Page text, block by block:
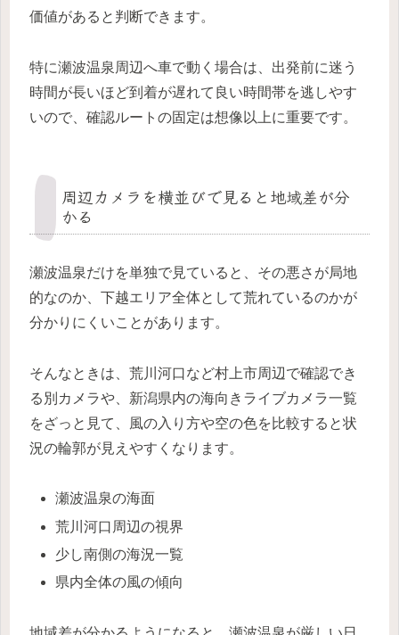
価値があると判断できます。
特に瀬波温泉周辺へ車で動く場合は、出発前に迷う
時間が長いほど到着が遅れて良い時間帯を逃しやす
いので、確認ルートの固定は想像以上に重要です。
周辺カメラを横並びで見ると地域差が分
かる
瀬波温泉だけを単独で見ていると、その悪さが局地
的なのか、下越エリア全体として荒れているのかが
分かりにくいことがあります。
そんなときは、荒川河口など村上市周辺で確認でき
る別カメラや、新潟県内の海向きライブカメラ一覧
をざっと見て、風の入り方や空の色を比較すると状
況の輪郭が見えやすくなります。
瀬波温泉の海面
荒川河口周辺の視界
少し南側の海況一覧
県内全体の風の傾向